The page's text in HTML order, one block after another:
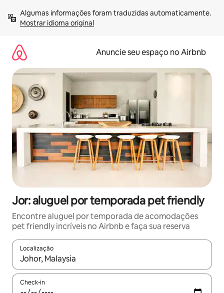
para
Mostrar idioma original
Anuncie seu espaço no Airbnb
Jor: aluguel por temporada pet friendly
Encontre aluguel por temporada de acomodações
pet friendly incríveis no Airbnb e faça sua reserva
Localização
Quando os resultados estiverem disponíveis, explore-os
Check-in